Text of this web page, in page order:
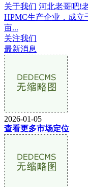
关于我们 河北老哥吧!
HPMC生产企业，成立
亩...
关注我们
最新消息
2026-01-05
查看更多市场定位